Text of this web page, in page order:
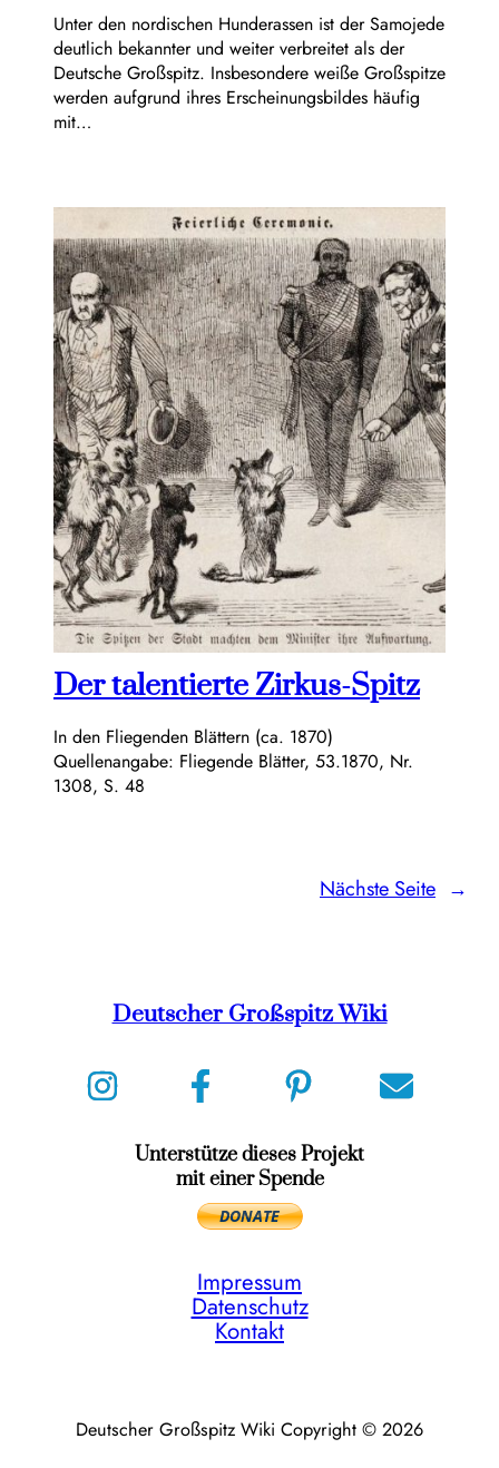
Unter den nordischen Hunderassen ist der Samojede
deutlich bekannter und weiter verbreitet als der
Deutsche Großspitz. Insbesondere weiße Großspitze
werden aufgrund ihres Erscheinungsbildes häufig
mit…
Der talentierte Zirkus-Spitz
In den Fliegenden Blättern (ca. 1870)
Quellenangabe: Fliegende Blätter, 53.1870, Nr.
1308, S. 48
Nächste Seite →
Deutscher Großspitz Wiki
Unterstütze dieses Projekt
mit einer Spende
Impressum
Datenschutz
Kontakt
Deutscher Großspitz Wiki Copyright © 2026